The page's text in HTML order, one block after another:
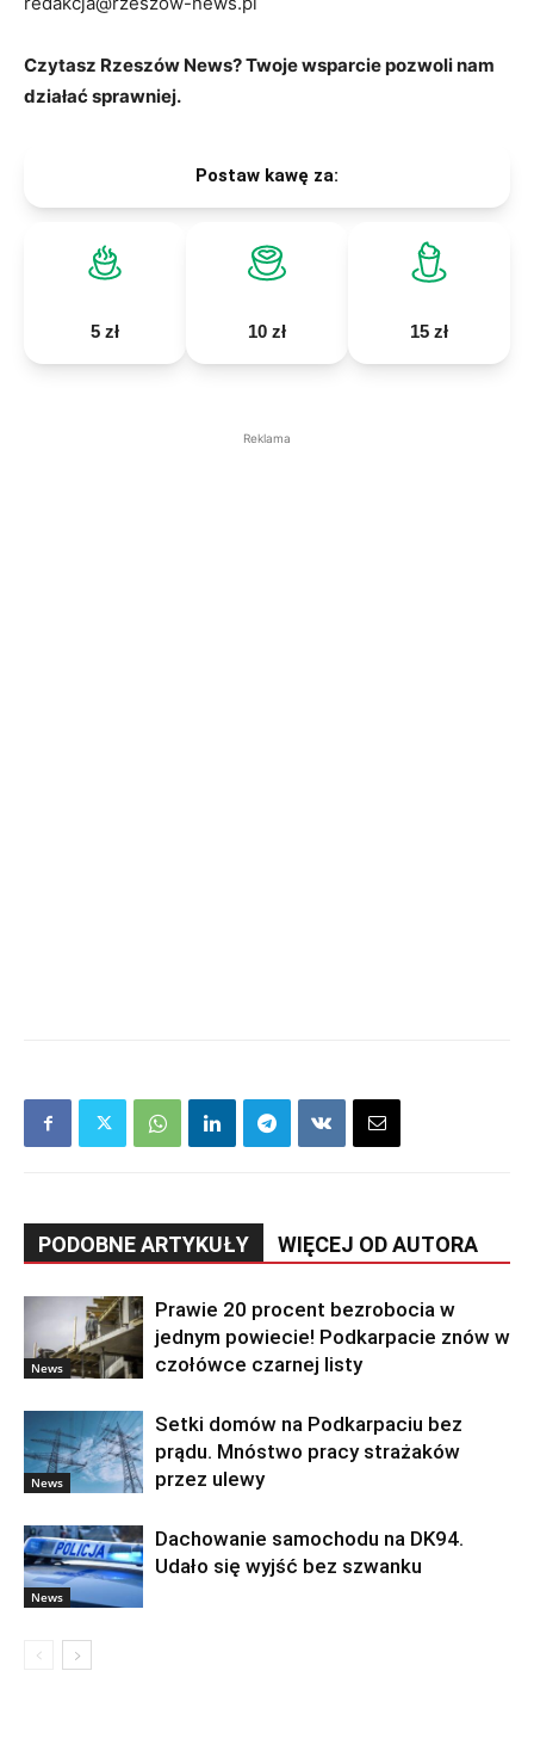
Czytasz Rzeszów News? Twoje wsparcie pozwoli nam
działać sprawniej.
Postaw kawę za:
5 zł 10 zł 15 zł
Reklama
PODOBNE ARTYKUŁY WIĘCEJ OD AUTORA
News
Prawie 20 procent bezrobocia w
jednym powiecie! Podkarpacie znów w
czołówce czarnej listy
News
Setki domów na Podkarpaciu bez
prądu. Mnóstwo pracy strażaków
przez ulewy
News
Dachowanie samochodu na DK94.
Udało się wyjść bez szwanku